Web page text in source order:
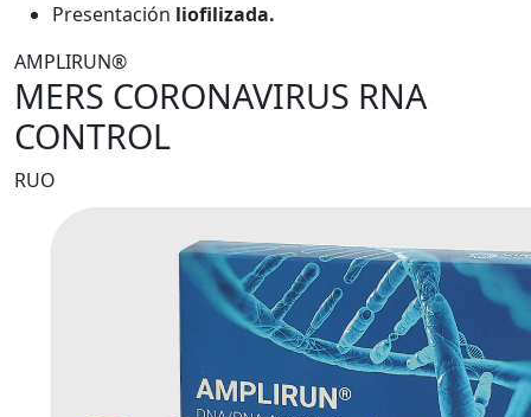
Presentación liofilizada.
AMPLIRUN®
MERS CORONAVIRUS RNA
CONTROL
RUO